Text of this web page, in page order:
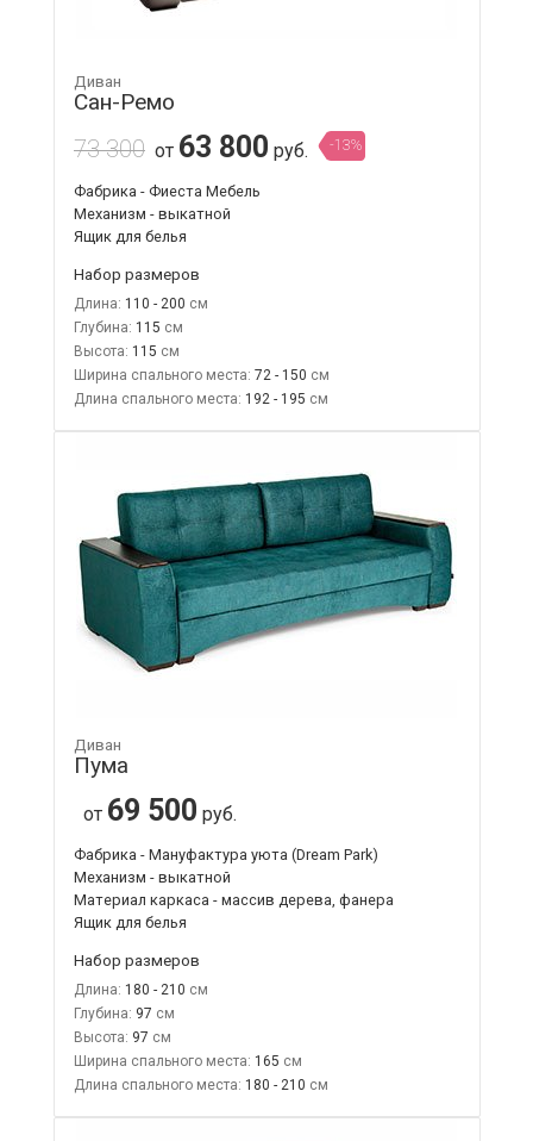
Диван
Сан-Ремо
73 300 от 63 800 руб. -13%
Фабрика - Фиеста Мебель
Механизм - выкатной
Ящик для белья
Набор размеров
Длина: 110 - 200
Глубина: 115
Высота: 115
Ширина спального места: 72 - 150
Длина спального места: 192 - 195
Диван
Пума
от 69 500 руб.
Фабрика - Мануфактура уюта (Dream Park)
Механизм - выкатной
Материал каркаса - массив дерева, фанера
Ящик для белья
Набор размеров
Длина: 180 - 210
Глубина: 97
Высота: 97
Ширина спального места: 165
Длина спального места: 180 - 210